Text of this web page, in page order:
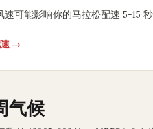
速可能影响你的马拉松配速 5-
速 →
气候